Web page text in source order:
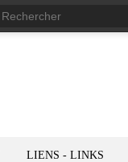
LIENS - LINKS